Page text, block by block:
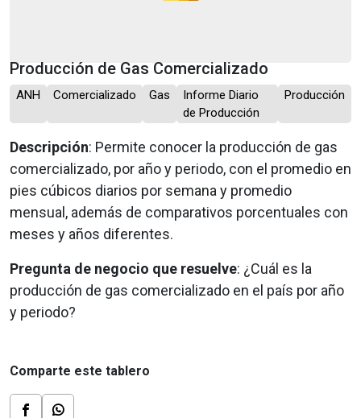
Producción de Gas Comercializado
ANH Comercializado Gas
Informe Diario
de Producción
Producción
Descripción: Permite conocer la producción de gas
comercializado, por año y periodo, con el promedio en
pies cúbicos diarios por semana y promedio
mensual, además de comparativos porcentuales con
meses y años diferentes.
Pregunta de negocio que resuelve: ¿Cuál es la
producción de gas comercializado en el país por año
y periodo?
Comparte este tablero